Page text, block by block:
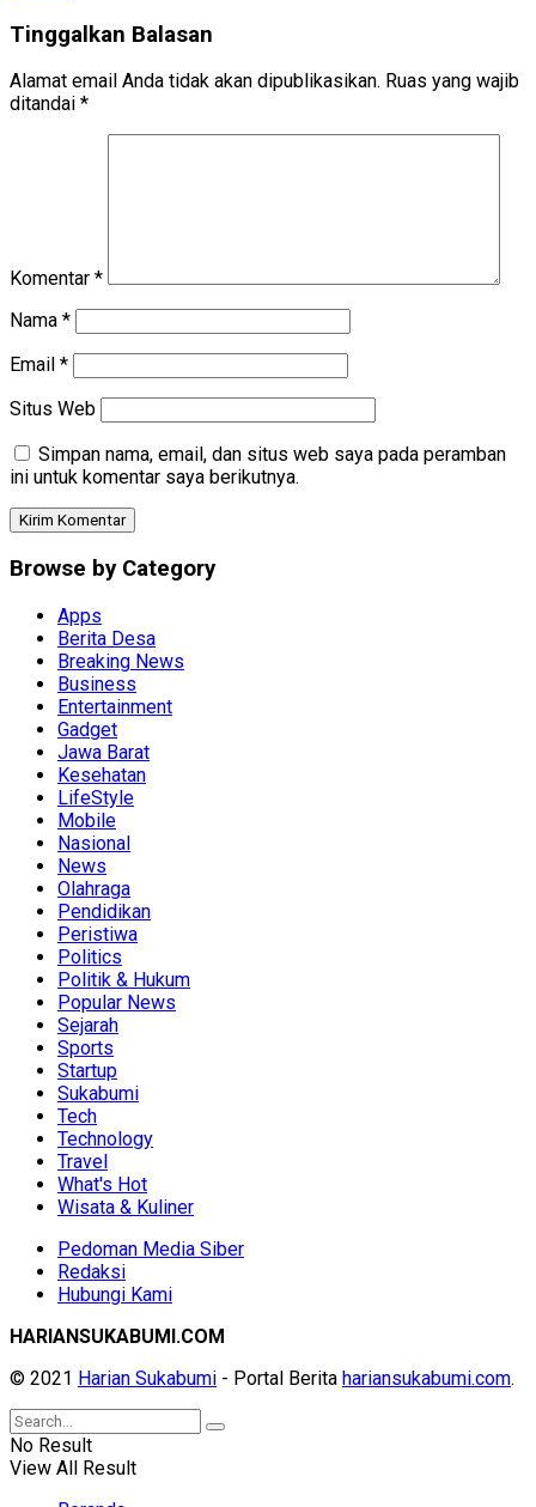
Tinggalkan Balasan
Alamat email Anda tidak akan dipublikasikan. Ruas yang wajib
ditandai *
Komentar *
Nama *
Email *
Situs Web
Simpan nama, email, dan situs web saya pada peramban
ini untuk komentar saya berikutnya.
Browse by Category
Apps
Berita Desa
Breaking News
Business
Entertainment
Gadget
Jawa Barat
Kesehatan
LifeStyle
Mobile
Nasional
News
Olahraga
Pendidikan
Peristiwa
Politics
Politik & Hukum
Popular News
Sejarah
Sports
Startup
Sukabumi
Tech
Technology
Travel
What's Hot
Wisata & Kuliner
Pedoman Media Siber
Redaksi
Hubungi Kami
HARIANSUKABUMI.COM
© 2021 Harian Sukabumi - Portal Berita hariansukabumi.com.
No Result
View All Result